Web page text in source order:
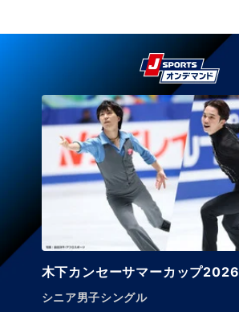
木下カンセーサマーカップ2026
シニア男子シングル